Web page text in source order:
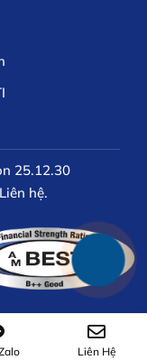
Liên Hệ
25.12.30
Liên hệ.